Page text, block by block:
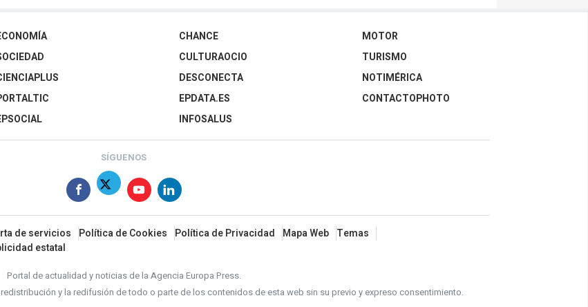
CHANCE
CULTURAOCIO
DESCONECTA
EPDATA.ES
INFOSALUS
MOTOR
TURISMO
NOTIMÉRICA
CONTACTOPHOTO
SÍGUENOS
de servicios Política de Cookies Política de Privacidad Mapa Web Temas
estatal
Portal de actualidad y noticias de la Agencia Europa Press.
y la redifusión de todo o parte de los contenidos de esta web sin su previo y expreso consentimiento.